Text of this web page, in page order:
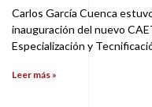
Carlos García Cuenca
inauguración del nuevo
Especialización y
Leer más »